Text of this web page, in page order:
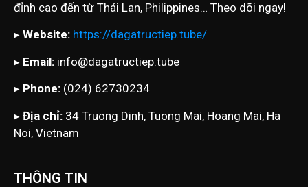
đỉnh cao đến từ Thái Lan, Philippines… Theo dõi ngay!
▸ Website: https://dagatructiep.tube/
▸ Email: info@dagatructiep.tube
▸ Phone: (024) 62730234
▸ Địa chỉ: 34 Truong Dinh, Tuong Mai, Hoang Mai, Ha
Noi, Vietnam
THÔNG TIN